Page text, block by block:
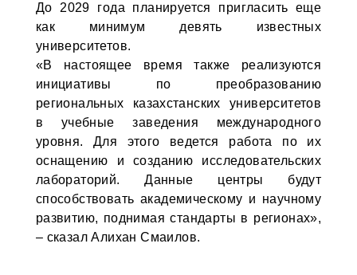
До 2029 года планируется пригласить еще
как минимум девять известных
университетов.
«В настоящее время также реализуются
инициативы по преобразованию
региональных казахстанских университетов
в учебные заведения международного
уровня. Для этого ведется работа по их
оснащению и созданию исследовательских
лабораторий. Данные центры будут
способствовать академическому и научному
развитию, поднимая стандарты в регионах»,
– сказал Алихан Смаилов.